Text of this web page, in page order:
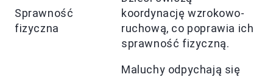
Sprawność
fizyczna
koordynację wzrokowo-
ruchową, co poprawia ich
sprawność fizyczną.
Maluchy odpychają się